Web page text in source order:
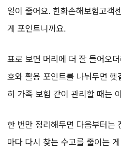
일이 줄어요. 한화손해보험고객
게 포인트니까요.
표로 보면 머리에 더 잘 들어오
호와 활용 포인트를 나눠두면
히 가족 보험 같이 관리할 때는
한 번만 정리해두면 다음부터는
마다 다시 찾는 수고를 줄이는